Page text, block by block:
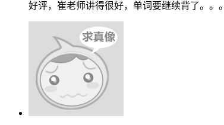
好评，崔老师讲得很好，单词要继续背了。。。